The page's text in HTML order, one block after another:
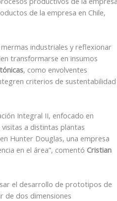
de la empresa en Chile,
industriales y reflexionar
transformarse en insumos
, como envolventes
criterios de sustentabilidad
Integral II, enfocado en
a distintas plantas
Hunter Douglas, una empresa
en el área”, comentó Cristian
el desarrollo de prototipos de
de dos dimensiones